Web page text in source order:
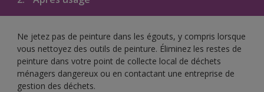
Ne jetez pas de peinture dans les égouts, y compris lorsque
vous nettoyez des outils de peinture. Éliminez les restes de
peinture dans votre point de collecte local de déchets
ménagers dangereux ou en contactant une entreprise de
gestion des déchets.